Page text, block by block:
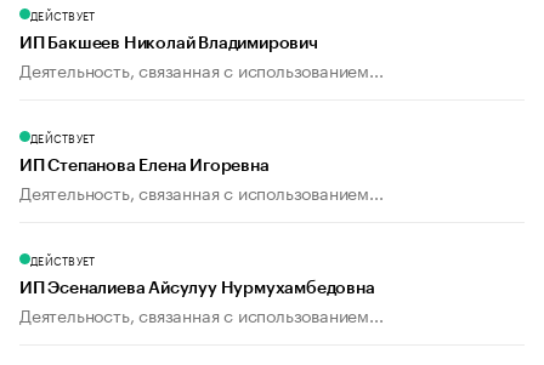
ДЕЙСТВУЕТ
ИП Бакшеев Николай Владимирович
Деятельность, связанная с использованием...
ДЕЙСТВУЕТ
ИП Степанова Елена Игоревна
Деятельность, связанная с использованием...
ДЕЙСТВУЕТ
ИП Эсеналиева Айсулуу Нурмухамбедовна
Деятельность, связанная с использованием...